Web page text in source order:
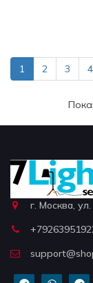
1 2 3 4
г. Москва,